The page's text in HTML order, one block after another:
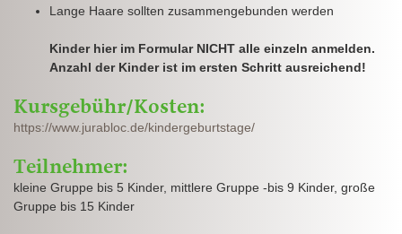
Lange Haare sollten zusammengebunden werden
Kinder hier im Formular NICHT alle einzeln anmelden.
Anzahl der Kinder ist im ersten Schritt ausreichend!
Kursgebühr/Kosten:
https://www.jurabloc.de/kindergeburtstage/
Teilnehmer:
kleine Gruppe bis 5 Kinder, mittlere Gruppe -bis 9 Kinder, große
Gruppe bis 15 Kinder